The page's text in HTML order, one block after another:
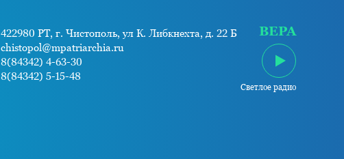
422980 РТ, г. Чистополь, ул К. Либкнехта, д. 22 Б
chistopol@mpatriarchia.ru
8(84342) 4-63-30
8(84342) 5-15-48
ВЕРА
Светлое радио